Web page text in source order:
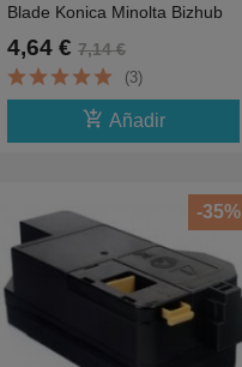
Blade Konica Minolta Bizhub
4,64 € 7,14 €
(3)
add_shopping_cart Añadir
-35%